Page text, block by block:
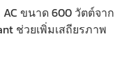
AC ขนาด 600 วัตต์จาก
ช่วยเพิ่มเสถียรภาพ